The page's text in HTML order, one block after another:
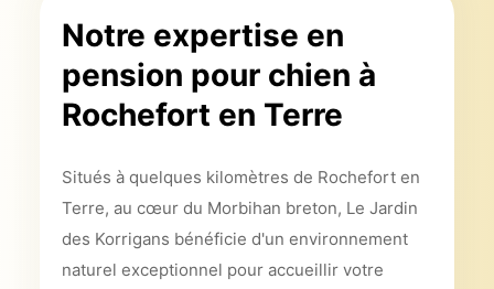
Notre expertise en
pension pour chien à
Rochefort en Terre
Situés à quelques kilomètres de Rochefort en
Terre, au cœur du Morbihan breton, Le Jardin
des Korrigans bénéficie d'un environnement
naturel exceptionnel pour accueillir votre